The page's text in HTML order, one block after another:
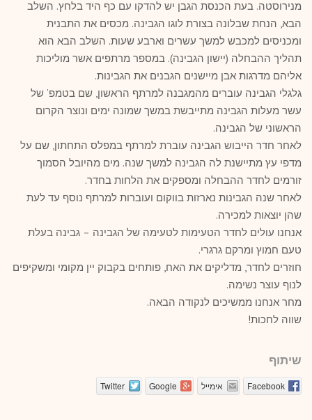
מנירוסטה. בעת הכנסת הגבן יש להדקו עם כף היד בלחץ. השלב
הבא, הנחת שבלונה בצורת לוגו הגבינה. מכסים את התבנית
ומכניסים למכבש למשך עשרים וארבע שעות. השלב הבא הוא
תהליך ההבחלה (יישון הגבינה). במספר מרתפים אשר מוליכות
אליהם מדרגות אבן מיישנים הגבנים את הגבינות.
גלגלי הגבינה עוברים מהמגבנה למרתף הראשון, שם בטמפ’ של
עשר מעלות הגבינה מתייבשת במשך שמונה ימים ונוצר הקרום
הראשוני של הגבינה.
לאחר חדר הייבוש הגבינה עוברת למרתף במפלס התחתון, שם על
מדפי עץ מתיישנת לה הגבינה למשך שנה. מים מהיובל הסמוך
זורמים לחדר ההבחלה ומספקים את הלחות בחדר.
לאחר שנה הגבינות נארזות בווקום ועוברות למרתף נוסף עד לעת
שהן יוצאות למכירה.
אנחנו עולים לחדר הטעימות לטעימה של הגבינה – גבינה בעלת
טעם חמוץ ומרקם גרגרי.
חוזרים לחדר, מדליקים את האח, פותחים בקבוק יין מקומי ומשקיפים
לנוף עוצר נשימה.
מחר אנחנו ממשיכים לנקודה הבאה.
שווה לחכות!
שיתוף
Facebook אימייל Google
Twitter